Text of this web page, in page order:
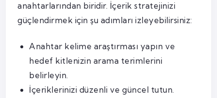
anahtarlarından biridir. İçerik stratejinizi
güçlendirmek için şu adımları izleyebilirsiniz:
Anahtar kelime araştırması yapın ve
hedef kitlenizin arama terimlerini
belirleyin.
İçeriklerinizi düzenli ve güncel tutun.